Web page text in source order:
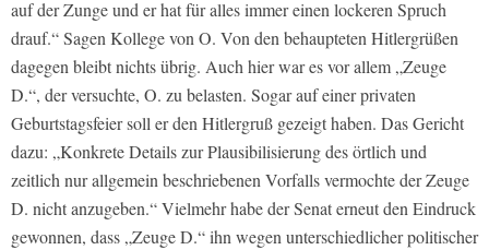
auf der Zunge und er hat für alles immer einen lockeren Spruch
drauf.“ Sagen Kollege von O. Von den behaupteten Hitlergrüßen
dagegen bleibt nichts übrig. Auch hier war es vor allem „Zeuge
D.“, der versuchte, O. zu belasten. Sogar auf einer privaten
Geburtstagsfeier soll er den Hitlergruß gezeigt haben. Das Gericht
dazu: „Konkrete Details zur Plausibilisierung des örtlich und
zeitlich nur allgemein beschriebenen Vorfalls vermochte der Zeuge
D. nicht anzugeben.“ Vielmehr habe der Senat erneut den Eindruck
gewonnen, dass „Zeuge D.“ ihn wegen unterschiedlicher politischer